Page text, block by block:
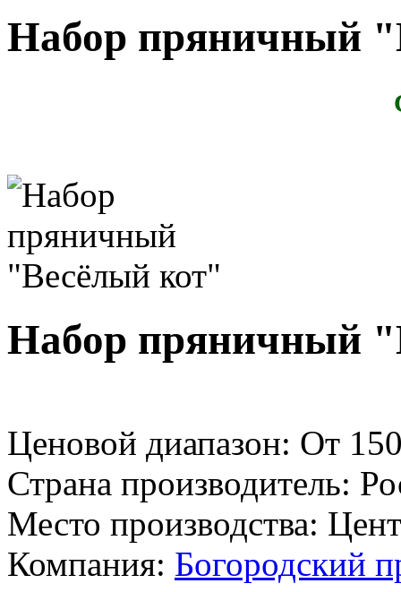
Набор пряничный
Набор пряничный
Ценовой диапазон: От
Страна производитель:
Место производства:
Компания: Богородский